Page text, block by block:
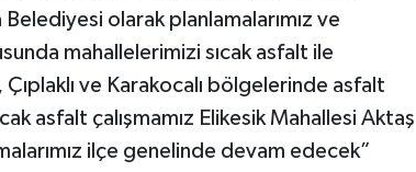
olarak planlamalarımız ve
mahallelerimizi sıcak asfalt ile
ve Karakocalı bölgelerinde asfalt
asfalt çalışmamız Elikesik Mahallesi Aktaş
ilçe genelinde devam edecek”